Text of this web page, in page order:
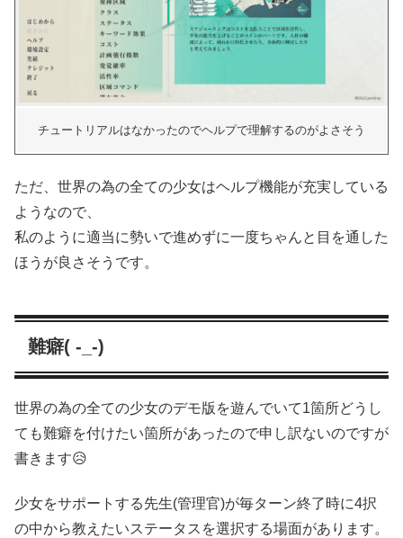
チュートリアルはなかったのでヘルプで理解するのがよさそう
ただ、世界の為の全ての少女はヘルプ機能が充実している
ようなので、
私のように適当に勢いで進めずに一度ちゃんと目を通した
ほうが良さそうです。
難癖( -_-)
世界の為の全ての少女のデモ版を遊んでいて1箇所どうし
ても難癖を付けたい箇所があったので申し訳ないのですが
書きます😥
少女をサポートする先生(管理官)が毎ターン終了時に4択
の中から教えたいステータスを選択する場面があります。